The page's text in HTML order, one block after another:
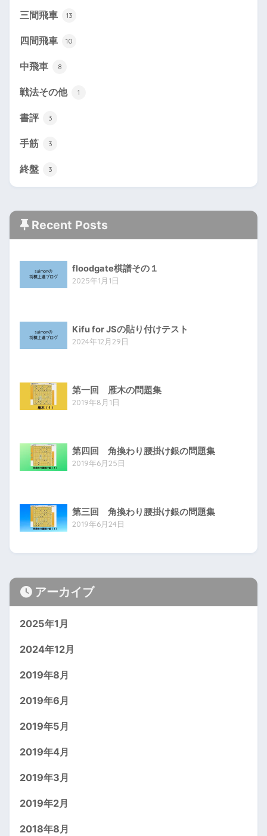
三間飛車 13
四間飛車 10
中飛車 8
戦法その他 1
書評 3
手筋 3
終盤 3
Recent Posts
floodgate棋譜その１
2025年1月1日
Kifu for JSの貼り付けテスト
2024年12月29日
第一回 雁木の問題集
2019年8月1日
第四回 角換わり腰掛け銀の問題集
2019年6月25日
第三回 角換わり腰掛け銀の問題集
2019年6月24日
アーカイブ
2025年1月
2024年12月
2019年8月
2019年6月
2019年5月
2019年4月
2019年3月
2019年2月
2018年8月